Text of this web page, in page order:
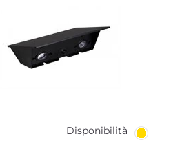
Disponibilità